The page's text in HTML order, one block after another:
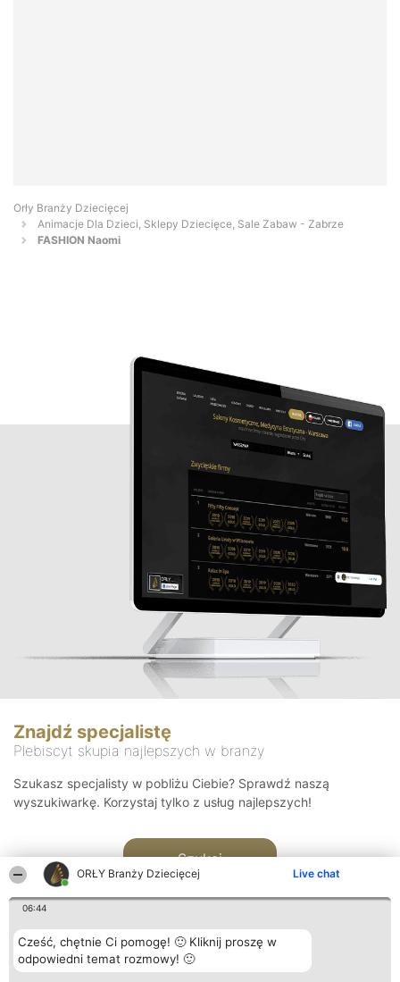
ORŁY Branży Dziecięcej Live chat
06:44
Cześć, chętnie Ci pomogę! 🙂 Kliknij proszę w
odpowiedni temat rozmowy! 🙂
Orły Branży Dziecięcej
Animacje Dla Dzieci, Sklepy Dziecięce, Sale Zabaw - Zabrze
FASHION Naomi
Znajdź specjalistę
Plebiscyt skupia najlepszych w branży
Szukasz specjalisty w pobliżu Ciebie? Sprawdź naszą
wyszukiwarkę. Korzystaj tylko z usług najlepszych!
Szukaj